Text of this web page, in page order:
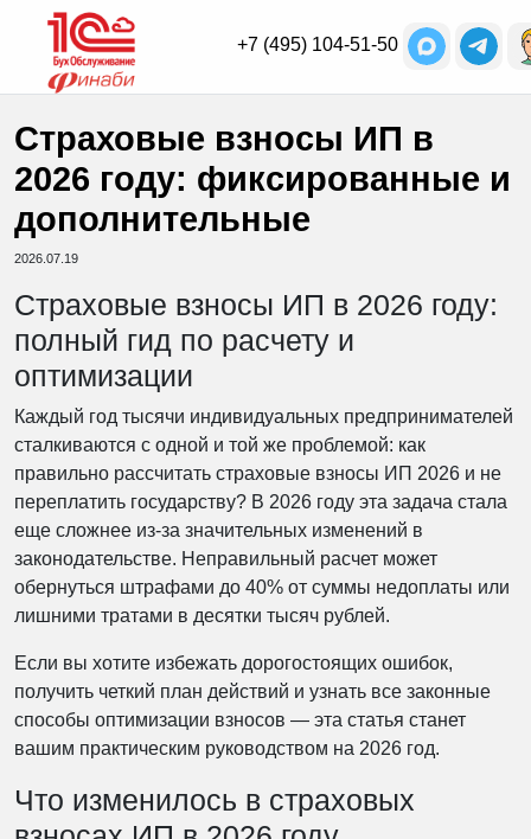
+7 (495) 104-51-50
Страховые взносы ИП в
2026 году: фиксированные и
дополнительные
2026.07.19
Страховые взносы ИП в 2026 году:
полный гид по расчету и
оптимизации
Каждый год тысячи индивидуальных предпринимателей
сталкиваются с одной и той же проблемой: как
правильно рассчитать страховые взносы ИП 2026 и не
переплатить государству? В 2026 году эта задача стала
еще сложнее из-за значительных изменений в
законодательстве. Неправильный расчет может
обернуться штрафами до 40% от суммы недоплаты или
лишними тратами в десятки тысяч рублей.
Если вы хотите избежать дорогостоящих ошибок,
получить четкий план действий и узнать все законные
способы оптимизации взносов — эта статья станет
вашим практическим руководством на 2026 год.
Что изменилось в страховых